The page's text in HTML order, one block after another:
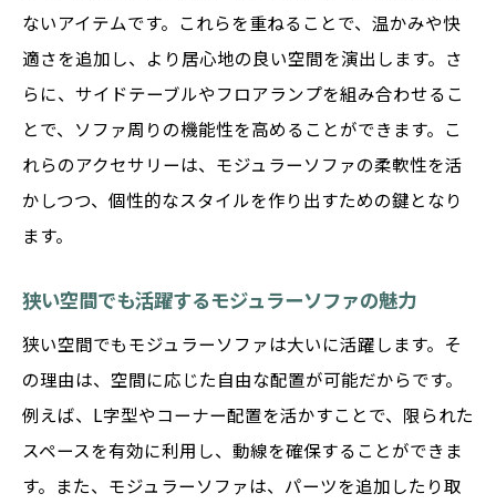
ないアイテムです。これらを重ねることで、温かみや快
適さを追加し、より居心地の良い空間を演出します。さ
らに、サイドテーブルやフロアランプを組み合わせるこ
とで、ソファ周りの機能性を高めることができます。こ
れらのアクセサリーは、モジュラーソファの柔軟性を活
かしつつ、個性的なスタイルを作り出すための鍵となり
ます。
狭い空間でも活躍するモジュラーソファの魅力
狭い空間でもモジュラーソファは大いに活躍します。そ
の理由は、空間に応じた自由な配置が可能だからです。
例えば、L字型やコーナー配置を活かすことで、限られた
スペースを有効に利用し、動線を確保することができま
す。また、モジュラーソファは、パーツを追加したり取